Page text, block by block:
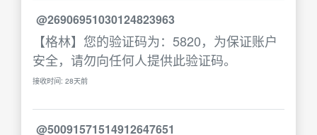
@26906951030124823963
【格林】您的验证码为：5820，为保证账户
安全，请勿向任何人提供此验证码。
接收时间: 28天前
@50091571514912647651